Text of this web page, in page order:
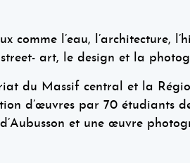
l’eau, l’architecture,
art, le design et la
du Massif central et la
d’œuvres par 70 étudiants
et une œuvre